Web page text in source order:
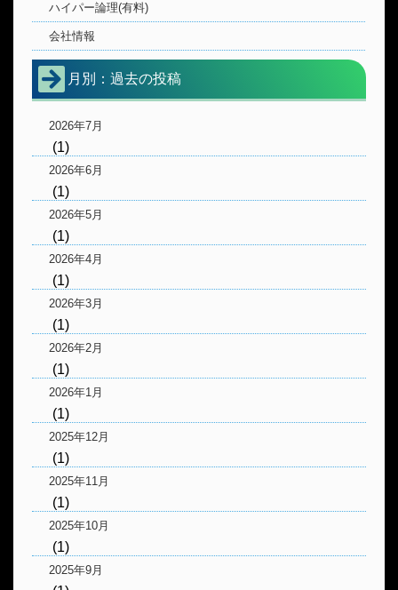
ハイパー論理(有料)
会社情報
月別：過去の投稿
2026年7月
(1)
2026年6月
(1)
2026年5月
(1)
2026年4月
(1)
2026年3月
(1)
2026年2月
(1)
2026年1月
(1)
2025年12月
(1)
2025年11月
(1)
2025年10月
(1)
2025年9月